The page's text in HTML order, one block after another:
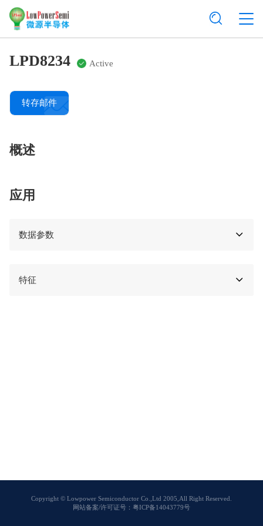
LPD8234 Active
转存邮件
概述
应用
数据参数
特征
Copyright © Lowpower Semiconductor Co.,Ltd 2005,All Right Reserved.
网站备案/许可证号：粤ICP备14043779号